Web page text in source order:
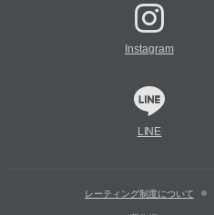
Instagram
LINE
レーティング制度について